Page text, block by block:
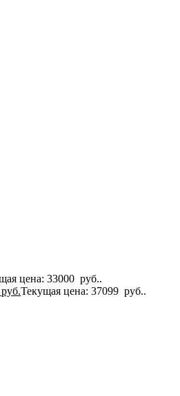
цена: 33000 руб..
руб.Текущая цена: 37099 руб..